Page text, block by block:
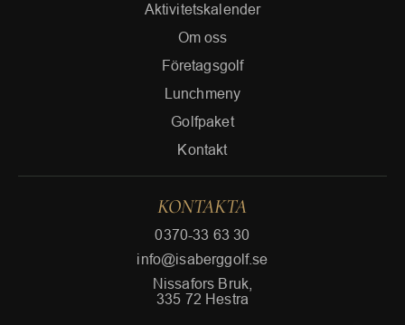
Aktivitetskalender
Om oss
Företagsgolf
Lunchmeny
Golfpaket
Kontakt
KONTAKTA
0370-33 63 30
info@isaberggolf.se
Nissafors Bruk,
335 72 Hestra